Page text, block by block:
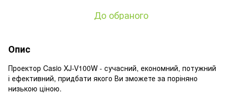
До обраного
Опис
Проектор Casio XJ-V100W - сучасний, економний, потужний
і ефективний, придбати якого Ви зможете за поріняно
низькою ціною.